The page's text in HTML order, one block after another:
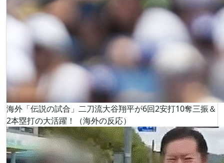
海外「伝説の試合」二刀流大谷翔平が6回2安打10奪三振＆
2本塁打の大活躍！（海外の反応）